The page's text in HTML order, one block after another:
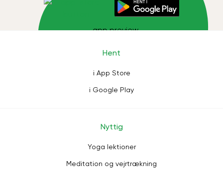
Hent
i App Store
i Google Play
Nyttig
Yoga lektioner
Meditation og vejrtrækning